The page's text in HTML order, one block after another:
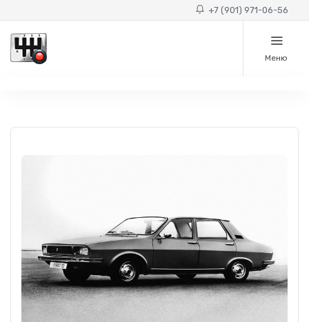
+7 (901) 971-06-56
Меню